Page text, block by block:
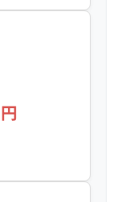
円